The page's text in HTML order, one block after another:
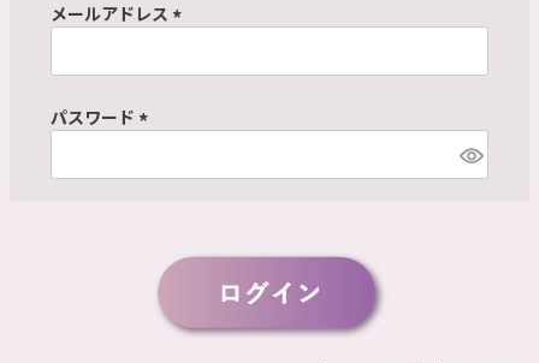
メールアドレス
必
パスワード
必